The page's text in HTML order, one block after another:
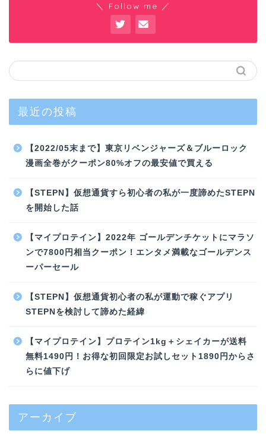
＼ Follow me ／
最近の投稿
【2022/05末まで】東京リベンジャーズ＆ブルーロック
漫画全巻がクーポン80%オフの最安値で買える
【STEPN】仮想通貨すら初心者の私が一度諦めたSTEPN
を開始した話
【マイプロテイン】2022年 ゴールデンチケットにマラソ
ンで7800円相当クーポン！エンタメ満載なゴールデンス
ーパーセール
【STEPN】仮想通貨初心者の私が運動で稼ぐアプリ
STEPNを検討して諦めた経緯
【マイプロテイン】プロテイン1kg＋シェイカーが送料
無料1490円！お得な初回限定お試しセット1890円からさ
らに値下げ
アーカイブ